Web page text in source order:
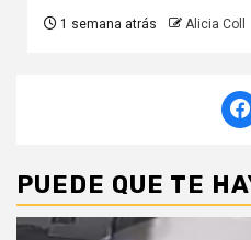
1 semana atrás Alicia Coll
PUEDE QUE TE